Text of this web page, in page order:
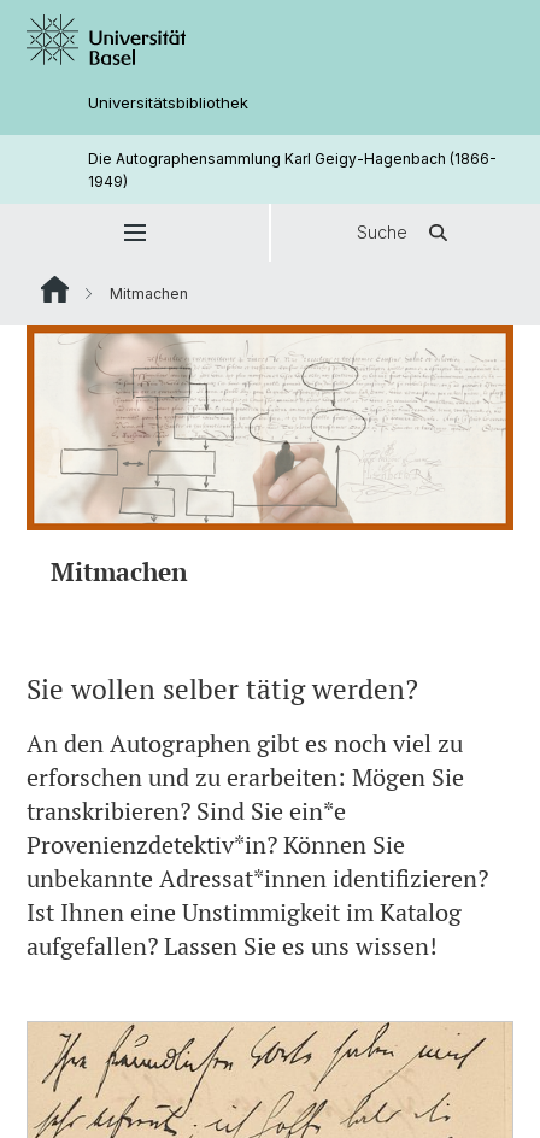
Universitätsbibliothek
Die Autographensammlung Karl Geigy-Hagenbach (1866-
1949)
Suche
Mitmachen
Mitmachen
Sie wollen selber tätig werden?
An den Autographen gibt es noch viel zu
erforschen und zu erarbeiten: Mögen Sie
transkribieren? Sind Sie ein*e
Provenienzdetektiv*in? Können Sie
unbekannte Adressat*innen identifizieren?
Ist Ihnen eine Unstimmigkeit im Katalog
aufgefallen? Lassen Sie es uns wissen!